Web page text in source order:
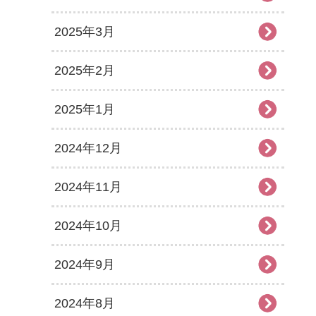
2025年3月
2025年2月
2025年1月
2024年12月
2024年11月
2024年10月
2024年9月
2024年8月